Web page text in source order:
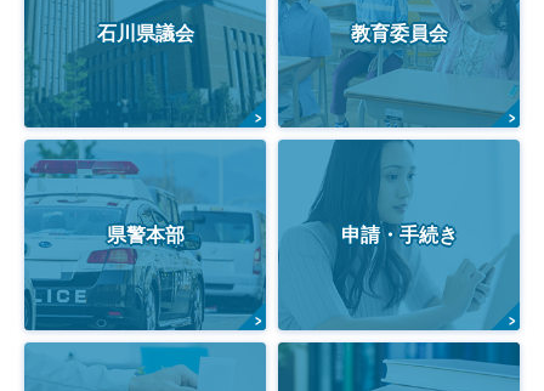
石川県議会 教育委員会
県警本部 申請・手続き